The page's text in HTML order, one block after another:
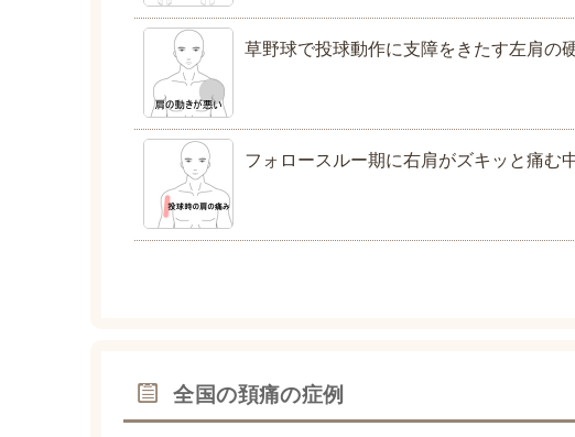
草野球で投球動作に支障をきたす左肩の
フォロースルー期に右肩がズキッと痛む
全国の頚痛の症例